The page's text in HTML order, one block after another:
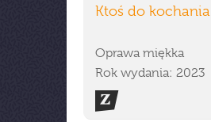
Ktoś do kochania
Oprawa miękka
Rok wydania: 2023